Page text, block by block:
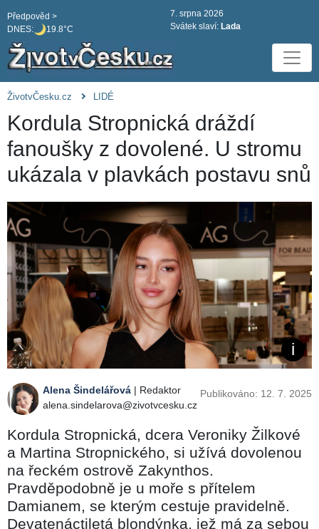
DNES: 19.8°C
Předpověd >
7. srpna 2026
Svátek slaví: Lada
ŽivotvČesku.cz LIDÉ
Kordula Stropnická dráždí
fanoušky z dovolené. U stromu
ukázala v plavkách postavu snů
Alena Šindelářová | Redaktor
alena.sindelarova@zivotvcesku.cz
Publikováno: 12. 7. 2025
Kordula Stropnická, dcera Veroniky Žilkové
a Martina Stropnického, si užívá dovolenou
na řeckém ostrově Zakynthos.
Pravděpodobně je u moře s přítelem
Damianem, se kterým cestuje pravidelně.
Devatenáctiletá blondýnka, jež má za sebou